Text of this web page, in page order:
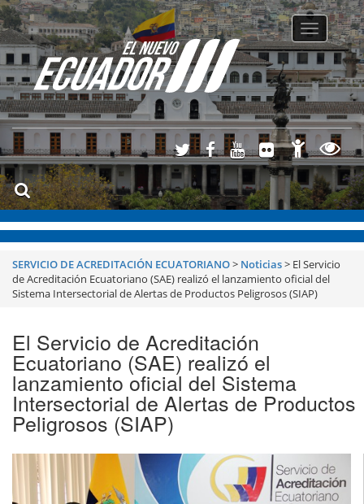
Toggle
SERVICIO DE ACREDITACIÓN ECUATORIANO> Noticias> El Servicio
de Acreditación Ecuatoriano (SAE) realizó el lanzamiento oficial del
Sistema Intersectorial de Alertas de Productos Peligrosos (SIAP)
El Servicio de Acreditación
Ecuatoriano (SAE) realizó el
lanzamiento oficial del Sistema
Intersectorial de Alertas de Productos
Peligrosos (SIAP)